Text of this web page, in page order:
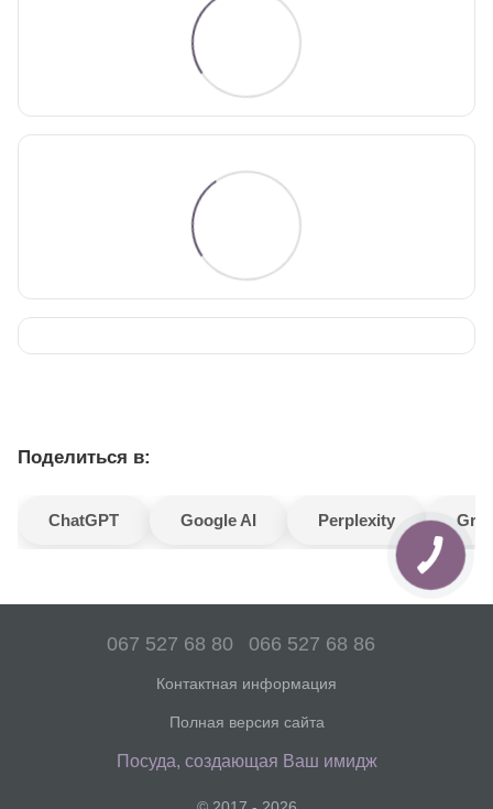
Поделиться в:
ChatGPT Google AI Perplexity
067 527 68 80 066 527 68 86
Контактная информация
Полная версия сайта
Посуда, создающая Ваш имидж